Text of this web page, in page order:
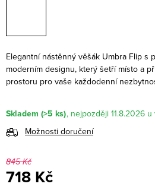
Elegantní nástěnný věšák Umbra Flip s
moderním designu, který šetří místo a
prostoru pro vaše každodenní
Skladem (>5 ks)
11.8.2026
Možnosti doručení
845 Kč
718 Kč